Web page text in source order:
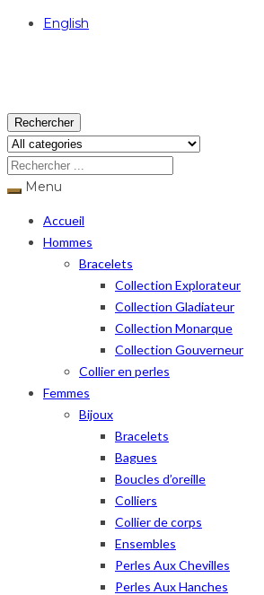
English
Rechercher
Menu
Accueil
Hommes
Bracelets
Collection Explorateur
Collection Gladiateur
Collection Monarque
Collection Gouverneur
Collier en perles
Femmes
Bijoux
Bracelets
Bagues
Boucles d’oreille
Colliers
Collier de corps
Ensembles
Perles Aux Chevilles
Perles Aux Hanches